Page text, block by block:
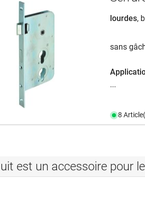
lourdes,
sans
...
8
est un accessoire pour